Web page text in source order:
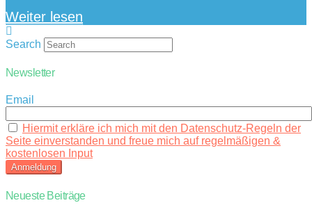
Weiter lesen
Search
Newsletter
Email
Hiermit erkläre ich mich mit den Datenschutz-Regeln der
Seite einverstanden und freue mich auf regelmäßigen &
kostenlosen Input
Neueste Beiträge